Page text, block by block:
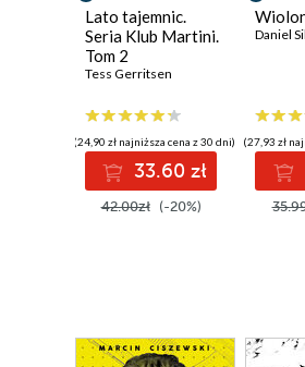
Lato tajemnic.
Seria Klub Martini.
Tom 2
Tess Gerritsen
(24,90 zł najniższa cena z 30 dni)
33.60 zł
42.00zł (-20%)
Daniel
(27,93 zł